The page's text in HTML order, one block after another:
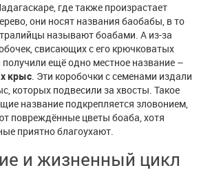
где также произрастает
они носят названия баобабы, в то
называют боабами. А из-за
свисающих с его крючковатых
получили ещё одно местное название –
крыс. Эти коробочки с семенами издали
которых подвесили за хвосты. Такое
название подкрепляется зловонием,
повреждённые цветы боаба, хотя
приятно благоухают.
и жизненный цикл